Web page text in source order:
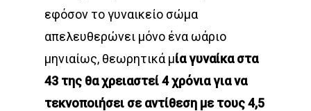
εφόσον το γυναικείο σώμα
απελευθερώνει μόνο ένα ωάριο
μηνιαίως, θεωρητικά μία γυναίκα στα
43 της θα χρειαστεί 4 χρόνια για να
τεκνοποιήσει σε αντίθεση με τους 4,5